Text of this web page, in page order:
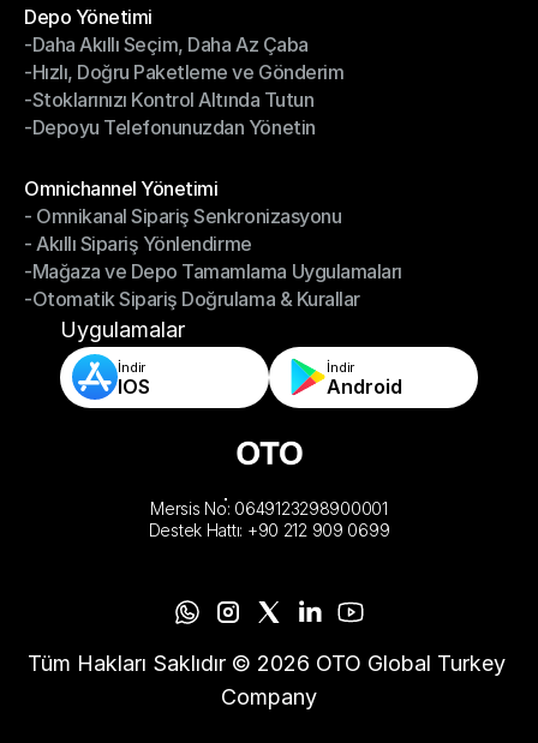
Depo Yönetimi
Depo Yönetimi
-Daha Akıllı Seçim, Daha Az Çaba
-Daha Akıllı Seçim, Daha Az Çaba
-Hızlı, Doğru Paketleme ve Gönderim
-Hızlı, Doğru Paketleme ve Gönderim
-Stoklarınızı Kontrol Altında Tutun
-Stoklarınızı Kontrol Altında Tutun
-Depoyu Telefonunuzdan Yönetin
Omnichannel Yönetimi
Omnichannel Yönetimi
- Omnikanal Sipariş Senkronizasyonu
- Omnikanal Sipariş Senkronizasyonu
- Akıllı Sipariş Yönlendirme
- Akıllı Sipariş Yönlendirme
-Mağaza ve Depo Tamamlama Uygulamaları
-Mağaza ve Depo Tamamlama Uygulamaları
-Otomatik Sipariş Doğrulama & Kurallar
-Otomatik Sipariş Doğrulama & Kurallar
Uygulamalar
İndir
IOS
İndir
Android
Mersis No: 0649123298900001
Destek Hattı: +90 212 909 0699
Tüm Hakları Saklıdır © 2026 OTO Global Turkey
Company